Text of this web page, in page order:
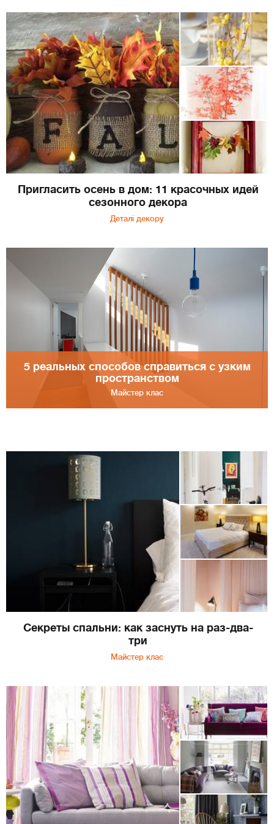
Пригласить осень в дом: 11 красочных идей
сезонного декора
Деталі декору
5 реальных способов справиться с узким
пространством
Майстер клас
Секреты спальни: как заснуть на раз-два-
три
Майстер клас